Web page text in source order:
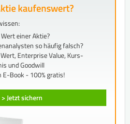
kaufenswert?
einer Aktie?
so häufig falsch?
Enterprise Value, Kurs-
und Goodwill
E-Book - 100% gratis!
> Jetzt sichern